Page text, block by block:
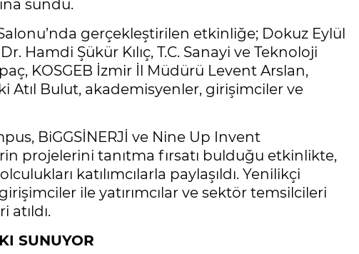
sundu.
gerçekleştirilen etkinliğe; Dokuz Eylül
Hamdi Şükür Kılıç, T.C. Sanayi ve Teknoloji
KOSGEB İzmir İl Müdürü Levent Arslan,
Atıl Bulut, akademisyenler, girişimciler ve
BiGGSİNERJİ ve Nine Up Invent
projelerini tanıtma fırsatı bulduğu etkinlikte,
katılımcılarla paylaşıldı. Yenilikçi
ile yatırımcılar ve sektör temsilcileri
atıldı.
SUNUYOR